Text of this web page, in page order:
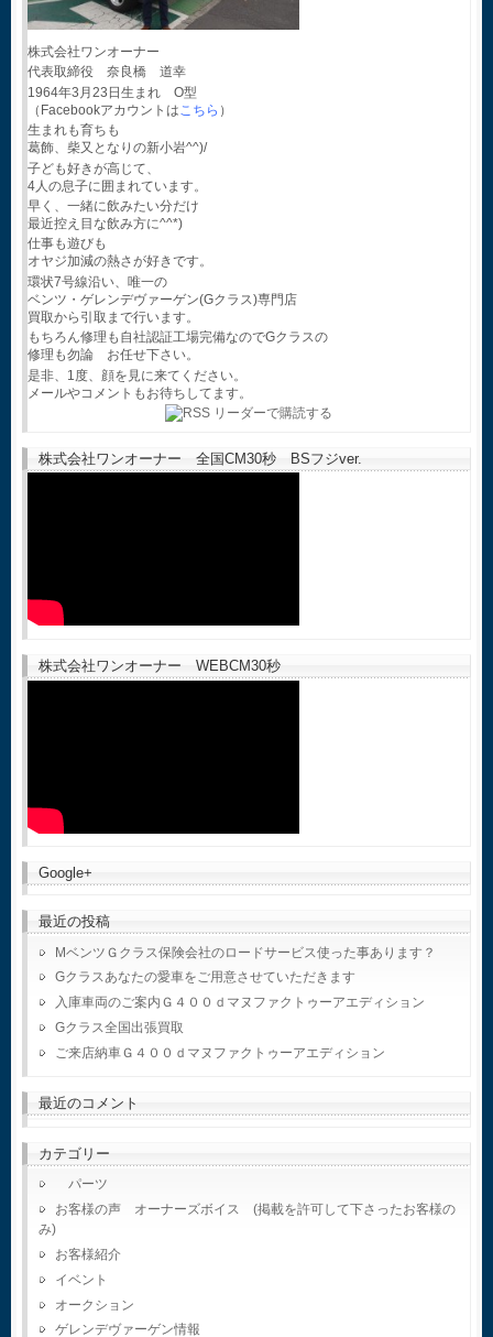
株式会社ワンオーナー
代表取締役 奈良橋 道幸
1964年3月23日生まれ O型
（Facebookアカウントはこちら ）
生まれも育ちも
葛飾、柴又となりの新小岩^^)/
子ども好きが高じて、
4人の息子に囲まれています。
早く、一緒に飲みたい分だけ
最近控え目な飲み方に^^*)
仕事も遊びも
オヤジ加減の熱さが好きです。
環状7号線沿い、唯一の
ベンツ・ゲレンデヴァーゲン(Gクラス)専門店
買取から引取まで行います。
もちろん修理も自社認証工場完備なのでGクラスの
修理も勿論 お任せ下さい。
是非、1度、顔を見に来てください。
メールやコメントもお待ちしてます。
株式会社ワンオーナー 全国CM30秒 BSフジver.
株式会社ワンオーナー WEBCM30秒
Google+
最近の投稿
MベンツＧクラス保険会社のロードサービス使った事あります？
Gクラスあなたの愛車をご用意させていただきます
入庫車両のご案内Ｇ４００ｄマヌファクトゥーアエディション
Gクラス全国出張買取
ご来店納車Ｇ４００ｄマヌファクトゥーアエディション
最近のコメント
カテゴリー
パーツ
お客様の声 オーナーズボイス (掲載を許可して下さったお客様の
み)
お客様紹介
イベント
オークション
ゲレンデヴァーゲン情報